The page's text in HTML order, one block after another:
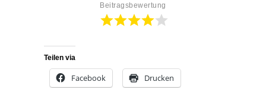
Beitragsbewertung
Teilen via
Facebook Drucken